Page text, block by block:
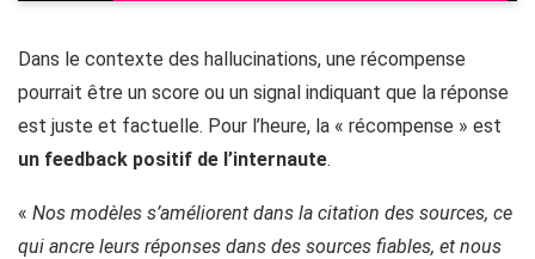
Dans le contexte des hallucinations, une récompense
pourrait être un score ou un signal indiquant que la réponse
est juste et factuelle. Pour l’heure, la « récompense » est
un feedback positif de l’internaute.
« Nos modèles s’améliorent dans la citation des sources, ce
qui ancre leurs réponses dans des sources fiables, et nous